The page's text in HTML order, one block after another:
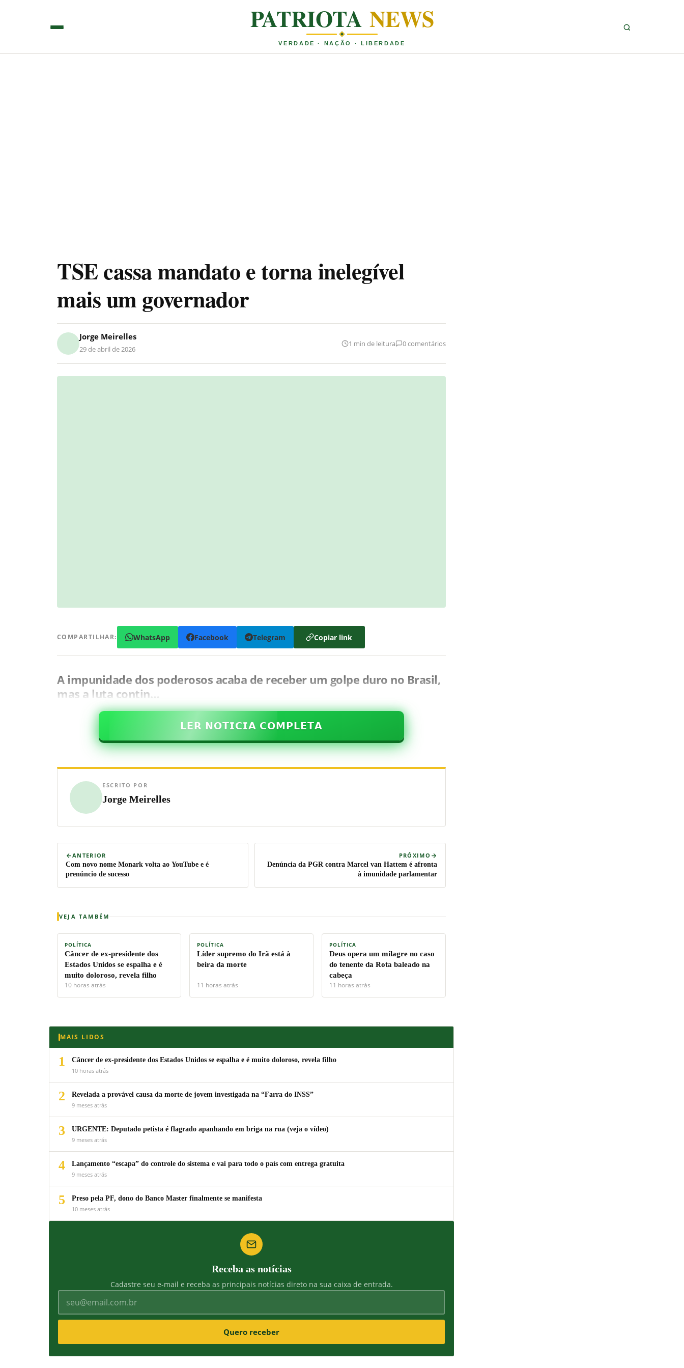
PATRIOTA NEWS
VERDADE · NAÇÃO · LIBERDADE
TSE cassa mandato e torna inelegível
mais um governador
Jorge Meirelles
29 de abril de 2026
1 min de leitura 0 comentários
COMPARTILHAR: WhatsApp Facebook Telegram Copiar link
A impunidade dos poderosos acaba de receber um golpe duro no Brasil,
mas a luta contin…
𝗟𝗘𝗥 𝗡𝗢𝗧𝗜𝗖𝗜𝗔 𝗖𝗢𝗠𝗣𝗟𝗘𝗧𝗔
ESCRITO POR
Jorge Meirelles
ANTERIOR
Com novo nome Monark volta ao YouTube e é
prenúncio de sucesso
PRÓXIMO
Denúncia da PGR contra Marcel van Hattem é afronta
à imunidade parlamentar
VEJA TAMBÉM
POLÍTICA
Câncer de ex-presidente dos
Estados Unidos se espalha e é
muito doloroso, revela filho
10 horas atrás
POLÍTICA
Líder supremo do Irã está à
beira da morte
11 horas atrás
POLÍTICA
Deus opera um milagre no caso
do tenente da Rota baleado na
cabeça
11 horas atrás
MAIS LIDOS
1
Câncer de ex-presidente dos Estados Unidos se espalha e é muito doloroso, revela filho
10 horas atrás
2
Revelada a provável causa da morte de jovem investigada na “Farra do INSS”
9 meses atrás
3
URGENTE: Deputado petista é flagrado apanhando em briga na rua (veja o vídeo)
9 meses atrás
4
Lançamento “escapa” do controle do sistema e vai para todo o país com entrega gratuita
9 meses atrás
5
Preso pela PF, dono do Banco Master finalmente se manifesta
10 meses atrás
Receba as notícias
Cadastre seu e-mail e receba as principais notícias direto na sua caixa de entrada.
Quero receber